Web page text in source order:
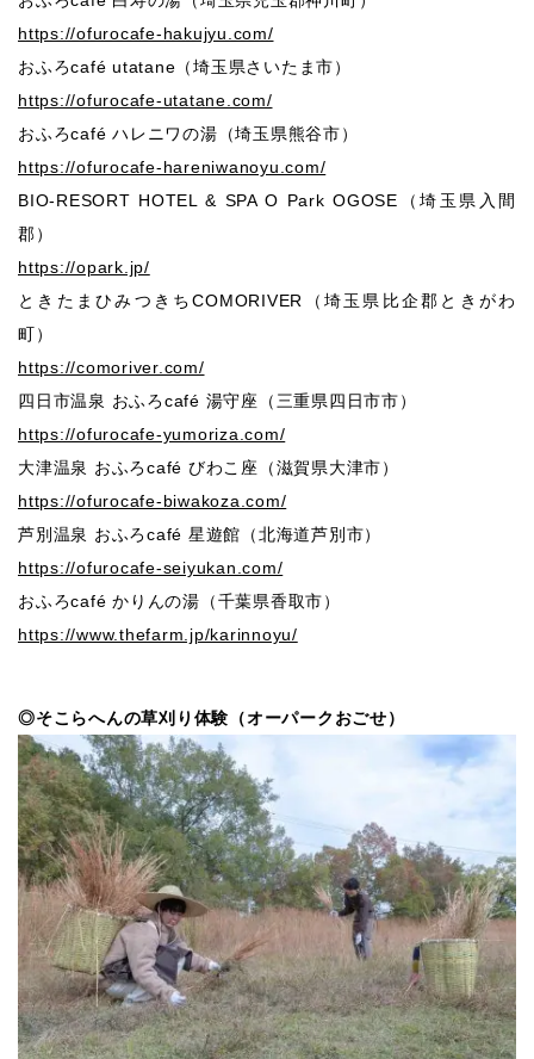
https://ofurocafe-hakujyu.com/
おふろcafé utatane（埼玉県さいたま市）
https://ofurocafe-utatane.com/
おふろcafé ハレニワの湯（埼玉県熊谷市）
https://ofurocafe-hareniwanoyu.com/
BIO-RESORT HOTEL & SPA O Park OGOSE（埼玉県入間
郡）
https://opark.jp/
ときたまひみつきちCOMORIVER（埼玉県比企郡ときがわ
町）
https://comoriver.com/
四⽇市温泉 おふろcafé 湯守座（三重県四⽇市市）
https://ofurocafe-yumoriza.com/
⼤津温泉 おふろcafé びわこ座（滋賀県⼤津市）
https://ofurocafe-biwakoza.com/
芦別温泉 おふろcafé 星遊館（北海道芦別市）
https://ofurocafe-seiyukan.com/
おふろcafé かりんの湯（千葉県⾹取市）
https://www.thefarm.jp/karinnoyu/
◎そこらへんの草刈り体験（オーパークおごせ）